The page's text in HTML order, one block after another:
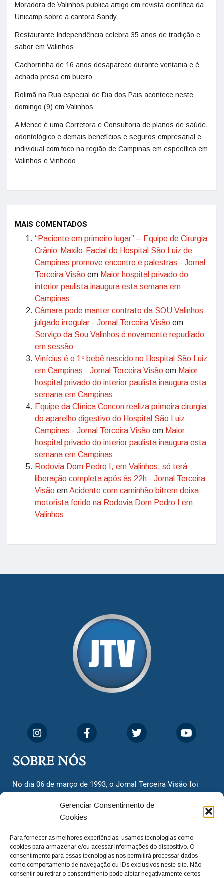
Gerenciar Consentimento de
Cookies
Para fornecer as melhores experiências, usamos tecnologias como
cookies para armazenar e/ou acessar informações do dispositivo. O
consentimento para essas tecnologias nos permitirá processar dados
como comportamento de navegação ou IDs exclusivos neste site. Não
consentir ou retirar o consentimento pode afetar negativamente certos
Moradora de Valinhos publica artigo em revista científica da
Unicamp sobre a cantora Sandy
Restaurante Independência celebra 35 anos de tradição e
sabor em Valinhos
Cachorrinha de 16 anos desaparece durante ventania e é
achada presa em bueiro
Rolimã na Rua especial de Dia dos Pais acontece neste
domingo (9) em Valinhos
A Mence é uma Corretora e Consultoria de planos de saúde,
odontológico e demais benefícios e seguros empresarial e
individual com foco na região de Campinas em específico em
Valinhos e Vinhedo
MAIS COMENTADOS
“Paciente em primeiro lugar” – Equipe de Cirurgia
Crânio-Maxilo-Facial do Hospital São Luiz de
Campinas promove encontro e palestras - Jornal
Terceira Visão em Maior hospital privado do
interior paulista inaugura esta semana em
Campinas
Câmara pode manter contrato da SOU Valinhos
julgado irregular - Jornal Terceira Visão em
Serviço da Sou Valinhos é novamente repudiado
em sessão
Vinícius é o 1º bebê nascido no Hospital São Luiz
em Campinas - Jornal Terceira Visão em Maior
hospital privado do interior paulista inaugura esta
semana em Campinas
Equipe da Clínica Concon realiza primeira cirurgia
do aparelho digestivo do Hospital São Luiz
Campinas - Jornal Terceira Visão em Maior
hospital privado do interior paulista inaugura esta
semana em Campinas
Rodovia Dom Pedro I, em Valinhos, só terá
liberação completa após às 22h - Jornal Terceira
Visão emAcidente com caminhão bitrem deixa
motorista ferido na Rodovia Dom Pedro I em
Valinhos
SOBRE NÓS
No dia 06 de março de 1993, o Jornal Terceira Visão foi
cidadãos valinhenses, já que naquela época só existiam
dois jornais. Há mais de 30 anos, o jornal continua
com o foco de trazer as melhores notícias. Nunca
deixamos de lado as necessidades do cidadão, sempre
questionando os órgãos públicos em busca de melhorias